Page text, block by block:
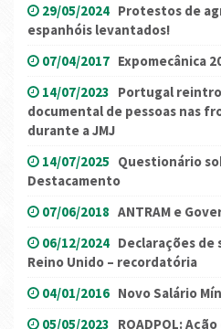
29/05/2024 Protestos de
espanhóis levantados!
07/04/2017 Expomecânica
14/07/2023 Portugal
documental de pessoas nas
durante a JMJ
14/07/2025 Questionário
Destacamento
07/06/2018 ANTRAM e
06/12/2024 Declarações
Reino Unido – recordatória
04/01/2016 Novo Salário
05/05/2023 ROADPOL: